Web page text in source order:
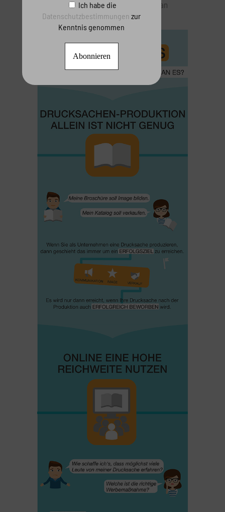
> Print-Snacks – wie kommuniziert man
Print-Produkte online?
Ich habe die
Datenschutzbestimmungen zur
Kenntnis genommen